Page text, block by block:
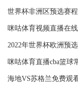
世界杯非洲区预选赛
咪咕体育视频直播在
2022年世界杯欧洲预选
咪咕体育直播cba篮球
海地VS苏格兰免费观